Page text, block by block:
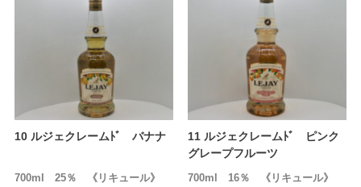
10 ルジェクレームﾄﾞ バナナ
700ml 25％ 《リキュール》
11 ルジェクレームﾄﾞ ピンク
グレープフルーツ
700ml 16％ 《リキュール》